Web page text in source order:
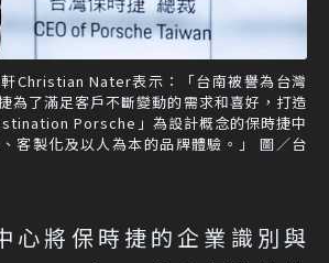
Christian Nater表示：「台南被譽為台灣
為了滿足客戶不斷變動的需求和喜好，打造
Porsche」為設計概念的保時捷中
客製化及以人為本的品牌體驗。」 圖／台
心將保時捷的企業識別與